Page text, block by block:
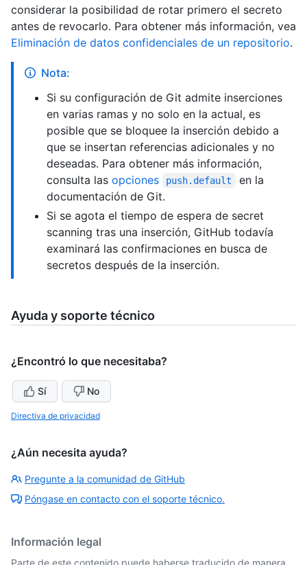
considerar la posibilidad de rotar primero el secreto
antes de revocarlo. Para obtener más información, vea
Eliminación de datos confidenciales de un repositorio.
Nota:
Si su configuración de Git admite inserciones
en varias ramas y no solo en la actual, es
posible que se bloquee la inserción debido a
que se insertan referencias adicionales y no
deseadas. Para obtener más información,
consulta las opciones push.default
en la
documentación de Git.
Si se agota el tiempo de espera de secret
scanning tras una inserción, GitHub todavía
examinará las confirmaciones en busca de
secretos después de la inserción.
Ayuda y soporte técnico
¿Encontró lo que necesitaba?
Sí No
Directiva de privacidad
¿Aún necesita ayuda?
Pregunte a la comunidad de GitHub
Póngase en contacto con el soporte técnico.
Información legal
Parte de este contenido puede haberse traducido de manera